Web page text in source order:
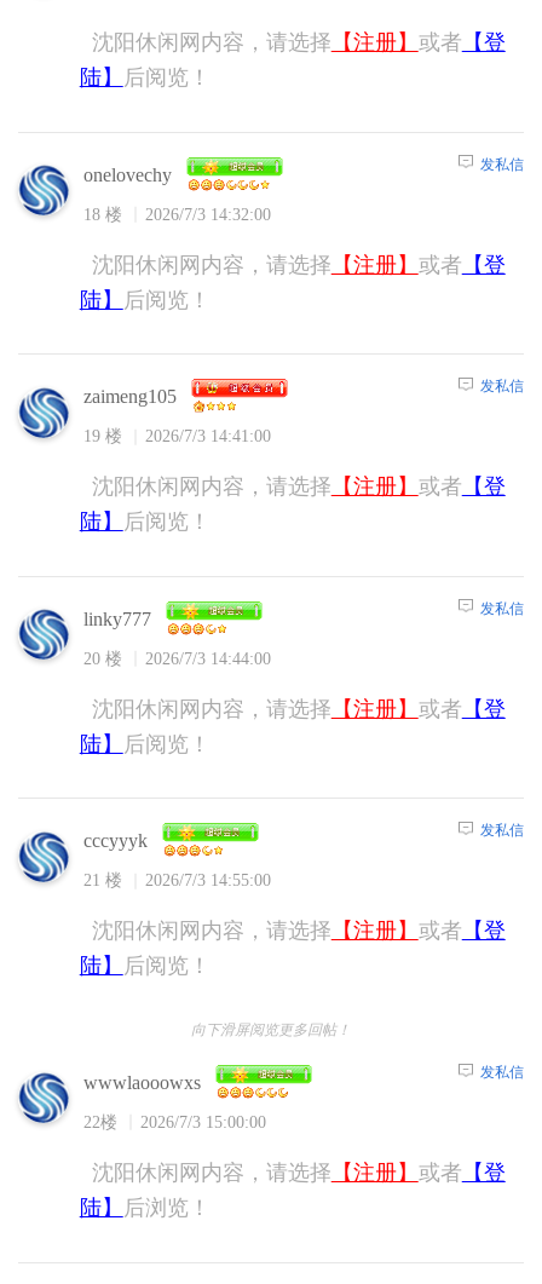
沈阳休闲网内容，请选择 【注册】 或者 【登
陆】
后阅览！
onelovechy
18 楼 2026/7/3 14:32:00
发私信
沈阳休闲网内容，请选择 【注册】 或者 【登
陆】
后阅览！
zaimeng105
19 楼 2026/7/3 14:41:00
发私信
沈阳休闲网内容，请选择 【注册】 或者 【登
陆】
后阅览！
linky777
20 楼 2026/7/3 14:44:00
发私信
沈阳休闲网内容，请选择 【注册】 或者 【登
陆】
后阅览！
cccyyyk
21 楼 2026/7/3 14:55:00
发私信
沈阳休闲网内容，请选择 【注册】 或者 【登
陆】
后阅览！
向下滑屏阅览更多回帖！
wwwlaooowxs
22楼 2026/7/3 15:00:00
发私信
沈阳休闲网内容，请选择 【注册】 或者 【登
陆】
后浏览！